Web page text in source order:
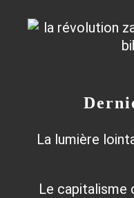
La lumière
Le capitalisme